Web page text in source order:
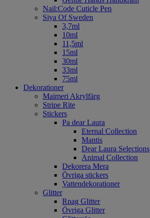
Nail:Code Cuticle Pen
Siya Of Sweden
3,7ml
10ml
11,5ml
15ml
30ml
33ml
75ml
Dekorationer
Maimeri Akrylfärg
Stripe Rite
Stickers
Pa dear Laura
Eternal Collection
Mantis
Dear Laura Selections
Animal Collection
Dekorera Mera
Övriga stickers
Vattendekorationer
Glitter
Rnag Glitter
Övriga Glitter